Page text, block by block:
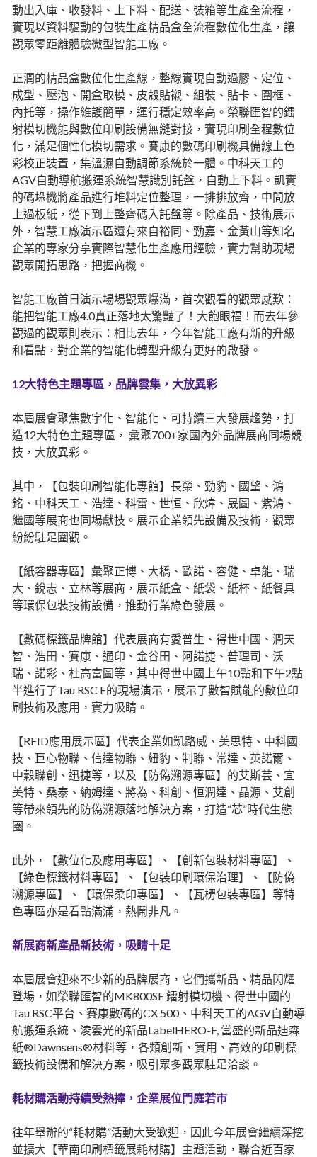
動出入庫、收發料、上下料、配送、裝箱等生產全流程，
實現以資料驅動的包裝生產精品盒全流程數位化生產，讓
觀眾零距離體驗微型智能工廠。
正潤的精品盒數位化生產線，整線實現自動過膠、定位、
成型、壓泡、開盒取模、皮殼貼襯、組裝、貼卡、圍框、
內托等，操作維護簡單，運行穩定效率高。榮聯匯智的鐳
射模切機能與數位印刷設備無縫對接，實現印刷全程數位
化，滿足個性化模切需求。賽康的數碼印刷機具備線上色
彩校正裝置，集溫濕自動調節系統於一體。中科天工的
AGV自動導航搬運系統智慧識別託盤，自動上下料。凱實
的碼垛機將產品進行堆料定位整理，一排排放齊，中間放
上過板紙，從下到上整齊碼入託盤等。除產品、技術展示
外，智慧工廠演示區還有來自裕同、勁嘉、金黃山等知名
企業的專家分享實際智慧化生產應用經驗，實力幫助現場
觀眾開拓思路，把握商機。
智能工廠首日演示場場觀眾爆滿，首次觀看的觀眾感歎：
能把智能工廠4.0真正落地太驚豔了！大飽眼福！而去年參
觀過的觀眾則表示：相比去年，今年智能工廠有新的升級
和看點，對企業的智能化轉型升級有更好的啟發。
12大特色主題專區，品牌雲集，大放異彩
本屆展會聚焦數字化、智能化、可持續三大發展趨勢，打
造12大特色主題專區， 彙聚700+家國內外品牌展商同場競
技，大放異彩。
其中，【包裝印刷智能化專館】長榮、勁豹、國望、鴻
銘、中科天工、浩達、科雷、世恒、欣煒、晟圖、紫鴻、
繼國等展商也同場獻技。展示企業領先設備及技術，觀眾
紛紛駐足圍觀。
【紙容器專區】彙聚正博、大橋、歐諾、容健、卓能、瑞
大、銳志、立林等展商，展示紙盒、紙袋、紙杯、紙餐具
等環保包裝技術設備，推動行業綠色發展。
【數碼標籤品牌館】代表展商有愛普生、得世中國、潤天
智、浩田、賽康、通印、金谷田、阿諾捷、普理司、沃
瑞、諾彩、杜高富圖等，其中得世中國上午10點和下午2點
半進行了Tau RSC E的現場演示，展示了數智賦能的數位印
刷技術及應用，實力吸睛。
【RFID應用展示區】代表企業如凱路威、美思特、中科國
技、巨心物聯、信達物聯、紐豹、制聯、常達、英諾爾、
中穀聯創、迅捷等，以及【防偽溯源專區】的艾斯芸、宜
美特、桑泰、納姆達、將為、科創、恒潤達、晶源、艾創
等帶來領先的防偽溯源落地解決方案，打造“芯”時代生態
圈。
此外，【數位化及應用專區】、【創新包裝材料專區】、
【綠色標籤材料專區】、【包裝印刷環保治理】、【防偽
溯源專區】、【環保柔印專區】、【瓦楞包裝專區】等特
色專區亦是看點滿滿，熱鬧非凡。
新展商新產品新技術，吸睛十足
本屆展會迎來不少新的品牌展商，它們攜新品、精品閃耀
登場，如榮聯匯智的MK800SF 鐳射模切機、得世中國的
Tau RSC平台、賽康數碼的CX 500、中科天工的AGV自動導
航搬運系統、淩雲光的新品LabelHERO-F, 當盛的新品迪森
紙®Dawnsens®材料等，各類創新、實用、高效的印刷標
籤技術設備和解決方案，吸引眾多觀眾駐足洽談。
耗材購活動持續受熱捧，企業展位門庭若市
往年舉辦的“耗材購”活動大受歡迎，因此今年展會繼續深挖
並擴大【華南印刷標籤展耗材購】主題活動，聯合近百家